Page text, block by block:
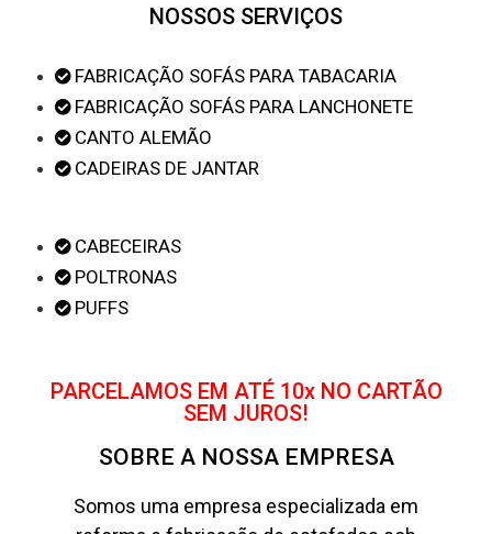
NOSSOS SERVIÇOS
FABRICAÇÃO SOFÁS PARA TABACARIA
FABRICAÇÃO SOFÁS PARA LANCHONETE
CANTO ALEMÃO
CADEIRAS DE JANTAR
CABECEIRAS
POLTRONAS
PUFFS
PARCELAMOS EM ATÉ 10x NO CARTÃO
SEM JUROS!
SOBRE A NOSSA EMPRESA
Somos uma empresa especializada em